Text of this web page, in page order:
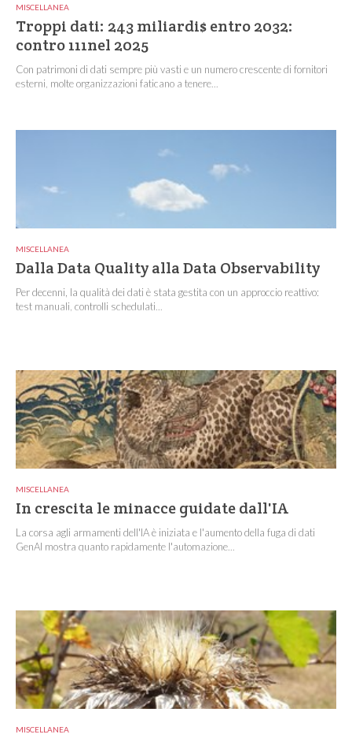
MISCELLANEA
Troppi dati: 243 miliardi$ entro 2032:
contro 111nel 2025
Con patrimoni di dati sempre più vasti e un numero crescente di fornitori
esterni, molte organizzazioni faticano a tenere...
MISCELLANEA
Dalla Data Quality alla Data Observability
Per decenni, la qualità dei dati è stata gestita con un approccio reattivo:
test manuali, controlli schedulati...
MISCELLANEA
In crescita le minacce guidate dall'IA
La corsa agli armamenti dell'IA è iniziata e l'aumento della fuga di dati
GenAI mostra quanto rapidamente l'automazione...
MISCELLANEA